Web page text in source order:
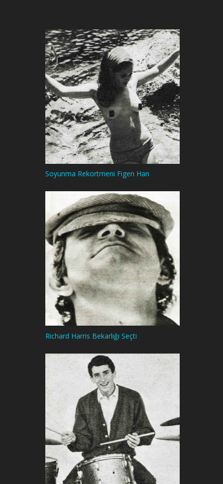
Soyunma Rekortmeni Figen Han
Richard Harris Bekarlığı Seçti